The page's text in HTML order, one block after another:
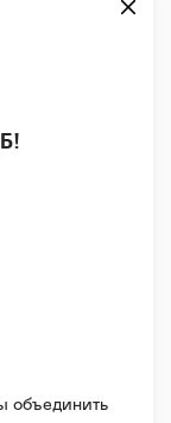
объединить